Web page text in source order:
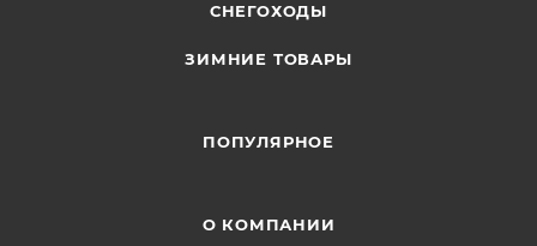
СНЕГОХОДЫ
ЗИМНИЕ ТОВАРЫ
ПОПУЛЯРНОЕ
О КОМПАНИИ